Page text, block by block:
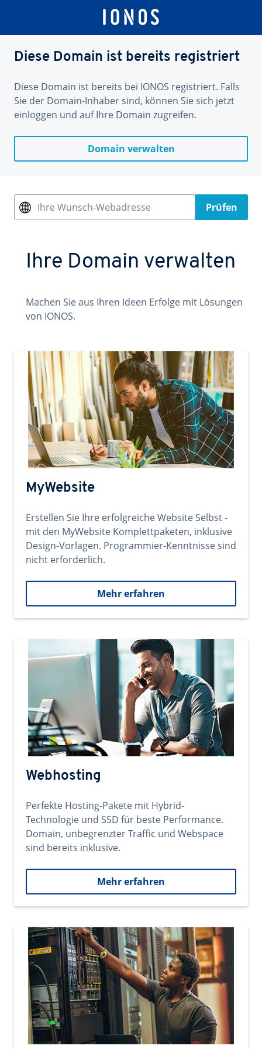
Diese Domain ist bereits registriert
Diese Domain ist bereits bei IONOS registriert. Falls
Sie der Domain-Inhaber sind, können Sie sich jetzt
einloggen und auf Ihre Domain zugreifen.
Domain verwalten
Ihre Wunsch-Webadresse Prüfen
Ihre Domain verwalten
Machen Sie aus Ihren Ideen Erfolge mit Lösungen
von IONOS.
MyWebsite
Erstellen Sie Ihre erfolgreiche Website Selbst -
mit den MyWebsite Komplettpaketen, inklusive
Design-Vorlagen. Programmier-Kenntnisse sind
nicht erforderlich.
Mehr erfahren
Webhosting
Perfekte Hosting-Pakete mit Hybrid-
Technologie und SSD für beste Performance.
Domain, unbegrenzter Traffic und Webspace
sind bereits inklusive.
Mehr erfahren